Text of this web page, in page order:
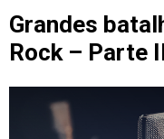
Grandes
Rock – Parte